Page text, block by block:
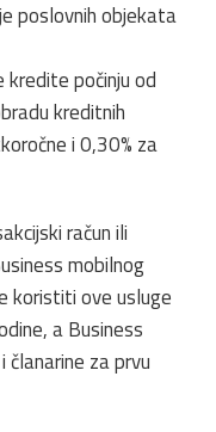
poslovnih objekata
počinju od
kreditnih
i 0,30% za
račun ili
mobilnog
koristiti ove usluge
a Business
članarine za prvu